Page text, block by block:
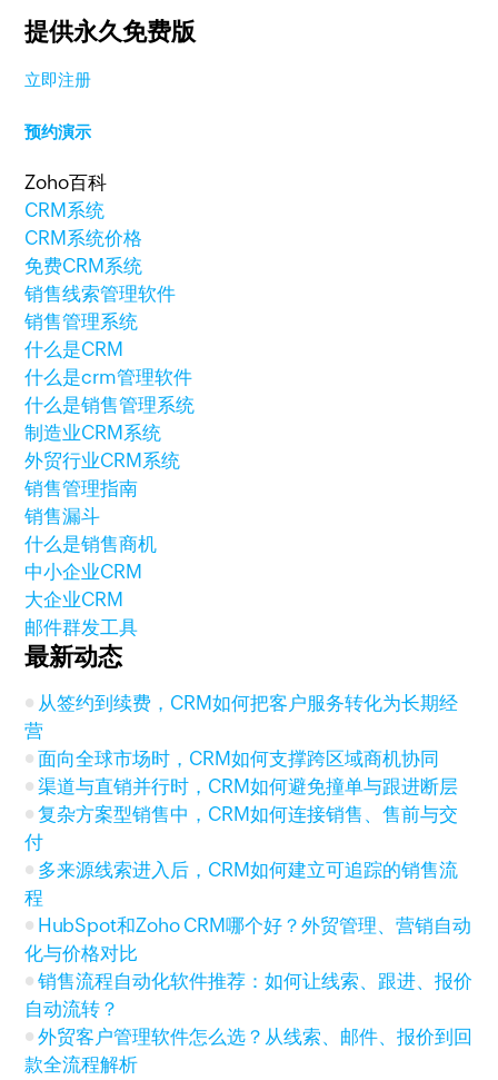
提供永久免费版
立即注册
预约演示
Zoho百科
CRM系统
CRM系统价格
免费CRM系统
销售线索管理软件
销售管理系统
什么是CRM
什么是crm管理软件
什么是销售管理系统
制造业CRM系统
外贸行业CRM系统
销售管理指南
销售漏斗
什么是销售商机
中小企业CRM
大企业CRM
邮件群发工具
最新动态
从签约到续费，CRM如何把客户服务转化为长期经
营
面向全球市场时，CRM如何支撑跨区域商机协同
渠道与直销并行时，CRM如何避免撞单与跟进断层
复杂方案型销售中，CRM如何连接销售、售前与交
付
多来源线索进入后，CRM如何建立可追踪的销售流
程
HubSpot和Zoho CRM哪个好？外贸管理、营销自动
化与价格对比
销售流程自动化软件推荐：如何让线索、跟进、报价
自动流转？
外贸客户管理软件怎么选？从线索、邮件、报价到回
款全流程解析